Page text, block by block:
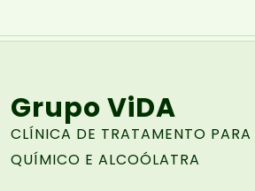
Grupo ViDA
CLÍNICA DE TRATAMENTO PARA
QUÍMICO E ALCOÓLATRA